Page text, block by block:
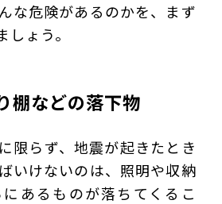
な危険があるのかを、まず
ょう。
棚などの落下物
限らず、地震が起きたとき
いけないのは、照明や収納
あるものが落ちてくるこ